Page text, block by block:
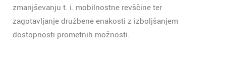
zmanjševanju t. i. mobilnostne revščine ter
zagotavljanje družbene enakosti z izboljšanjem
dostopnosti prometnih možnosti.